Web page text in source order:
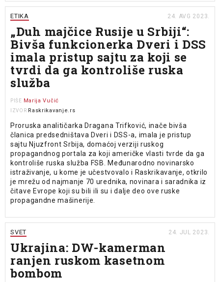
ETIKA 24. AVG 2023.
„Duh majčice Rusije u Srbiji“:
Bivša funkcionerka Dveri i DSS
imala pristup sajtu za koji se
tvrdi da ga kontroliše ruska
služba
PIŠE Marija Vučić
IZVOR Raskrikavanje.rs
Proruska analitičarka Dragana Trifković, inače bivša
članica predsedništava Dveri i DSS-a, imala je pristup
sajtu Njuzfront Srbija, domaćoj verziji ruskog
propagandnog portala za koji američke vlasti tvrde da ga
kontroliše ruska služba FSB. Međunarodno novinarsko
istraživanje, u kome je učestvovalo i Raskrikavanje, otkrilo
je mrežu od najmanje 70 urednika, novinara i saradnika iz
čitave Evrope koji su bili ili su i dalje deo ove ruske
propagandne mašinerije.
SVET 24. JUL 2023.
Ukrajina: DW-kamerman
ranjen ruskom kasetnom
bombom